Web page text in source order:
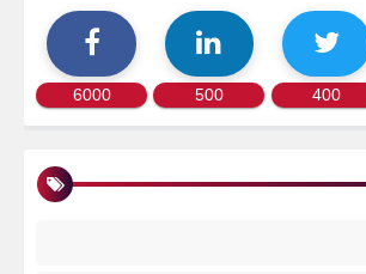
400
500
6000